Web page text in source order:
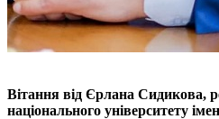
Вітання від Єрлана Сидикова,
національного університету